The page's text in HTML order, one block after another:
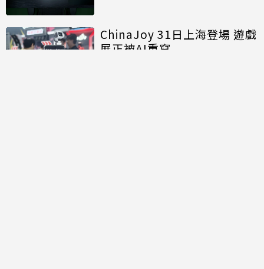
ChinaJoy 31日上海登場 遊戲
展正被AI重寫